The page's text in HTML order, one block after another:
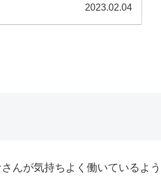
2023.02.04
んが気持ちよく働いているよう